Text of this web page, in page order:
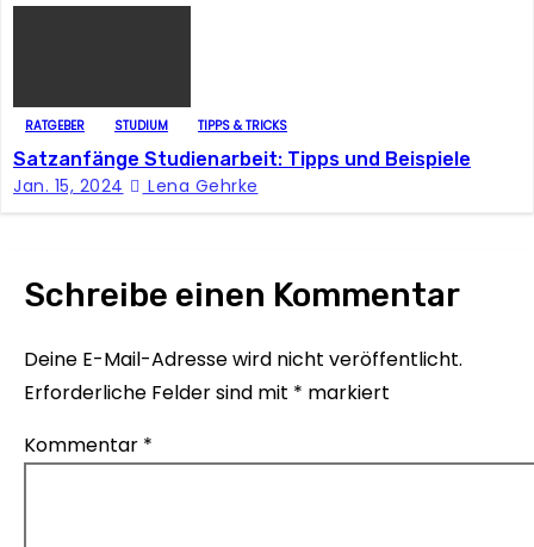
RATGEBER STUDIUM TIPPS & TRICKS
Satzanfänge Studienarbeit: Tipps und Beispiele
Jan. 15, 2024 Lena Gehrke
Schreibe einen Kommentar
Deine E-Mail-Adresse wird nicht veröffentlicht.
Erforderliche Felder sind mit * markiert
Kommentar *